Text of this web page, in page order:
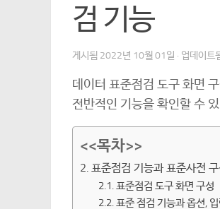
검 기능
게시됨 2022년 10월 01일 · 업데이트
데이터 표준점검 도구 화면
전반적인 기능을 확인할 수
<<목차>>
2. 표준점검 기능과 표준사전
2.1. 표준점검 도구 화면 구성
2.2. 표준 점검 기능과 옵션,